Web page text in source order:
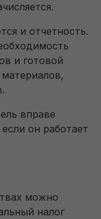
и отчетность.
и готовой
вправе
он работает
можно
налог
cookie
сохраняют
и не